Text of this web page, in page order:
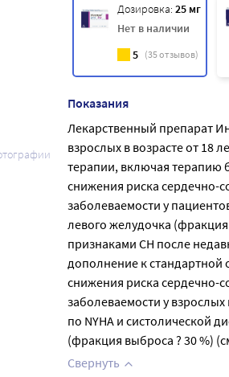
Дозировка: 25 мг
Нет в наличии
5
(35отзывов)
Показания
Лекарственный препарат
взрослых в возрасте от 18
терапии, включая терапию
снижения риска сердечно-
заболеваемости у
левого желудочка
признаками СН после
дополнение к
снижения риска сердечно-
заболеваемости у
по NYHA и систолической
(фракция выброса ? 30 %)
Свернуть